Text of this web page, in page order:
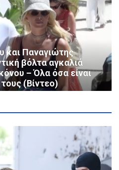
και Παναγιώτης
βόλτα αγκαλιά
– Όλα όσα είναι
(Βίντεο)